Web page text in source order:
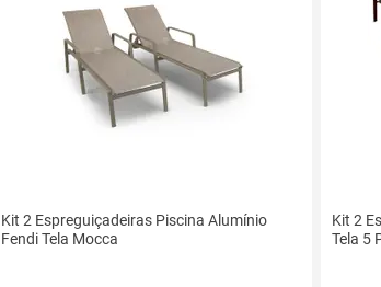
Kit 2 Espreguiçadeiras Piscina Alumínio
Fendi Tela Mocca
Kit 2
Tela 5